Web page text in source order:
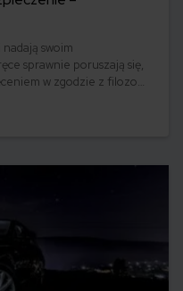
swoim
sprawnie poruszają się,
w zgodzie z filozofią
do japońskiego